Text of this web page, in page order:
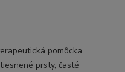
pomôcka
prsty, časté